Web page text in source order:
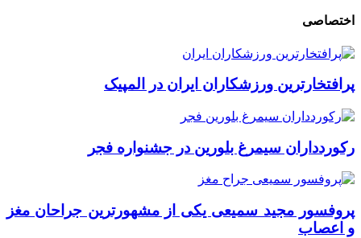
اختصاصی
پرافتخارترین ورزشکاران ایران در المپیک
رکوردداران سیمرغ بلورین در جشنواره فجر
پروفسور مجید سمیعی یکی از مشهورترین جراحان مغز
و اعصاب